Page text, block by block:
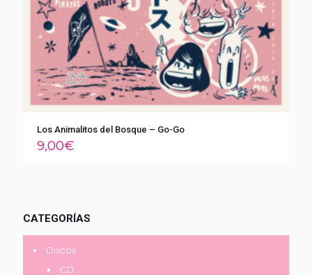
Los Animalitos del Bosque – Go-Go
9,00€
CATEGORÍAS
Discos
CD